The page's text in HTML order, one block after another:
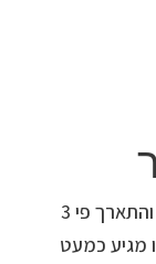
העובר מבצע קפיצת גדילה משמעותית והתארך פי 3
מגיע כמעט